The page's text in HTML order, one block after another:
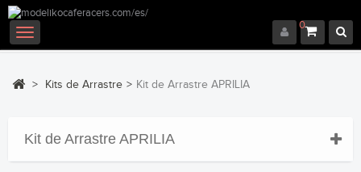
0
Navegación
Toggle
> Kits de Arrastre > Kit de Arrastre APRILIA
Kit de Arrastre APRILIA